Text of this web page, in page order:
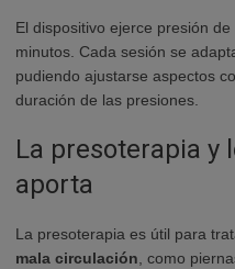
El dispositivo ejerce presión
minutos. Cada sesión se
pudiendo ajustarse aspectos
duración de las presiones.
La presoterapia y
aporta
La presoterapia es útil para
mala circulación , como